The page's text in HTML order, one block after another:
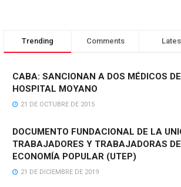
Trending Comments
CABA: SANCIONAN A DOS MÉDICOS
HOSPITAL MOYANO
21 DE OCTUBRE DE 2015
DOCUMENTO FUNDACIONAL DE LA
TRABAJADORES Y TRABAJADORAS
ECONOMÍA POPULAR (UTEP)
21 DE DICIEMBRE DE 2019